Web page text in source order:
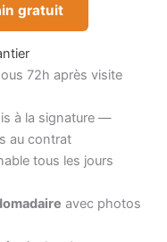
gratuit
72h après visite
à la signature —
au contrat
tous les jours
avec photos